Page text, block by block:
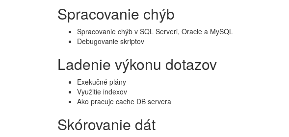
Spracovanie chýb
Spracovanie chýb v SQL Serveri, Oracle a MySQL
Debugovanie skriptov
Ladenie výkonu dotazov
Exekučné plány
Využitie indexov
Ako pracuje cache DB servera
Skórovanie dát